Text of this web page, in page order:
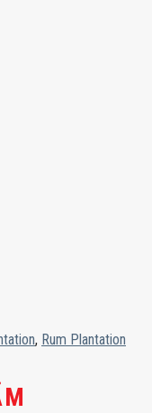
, Rum Plantation